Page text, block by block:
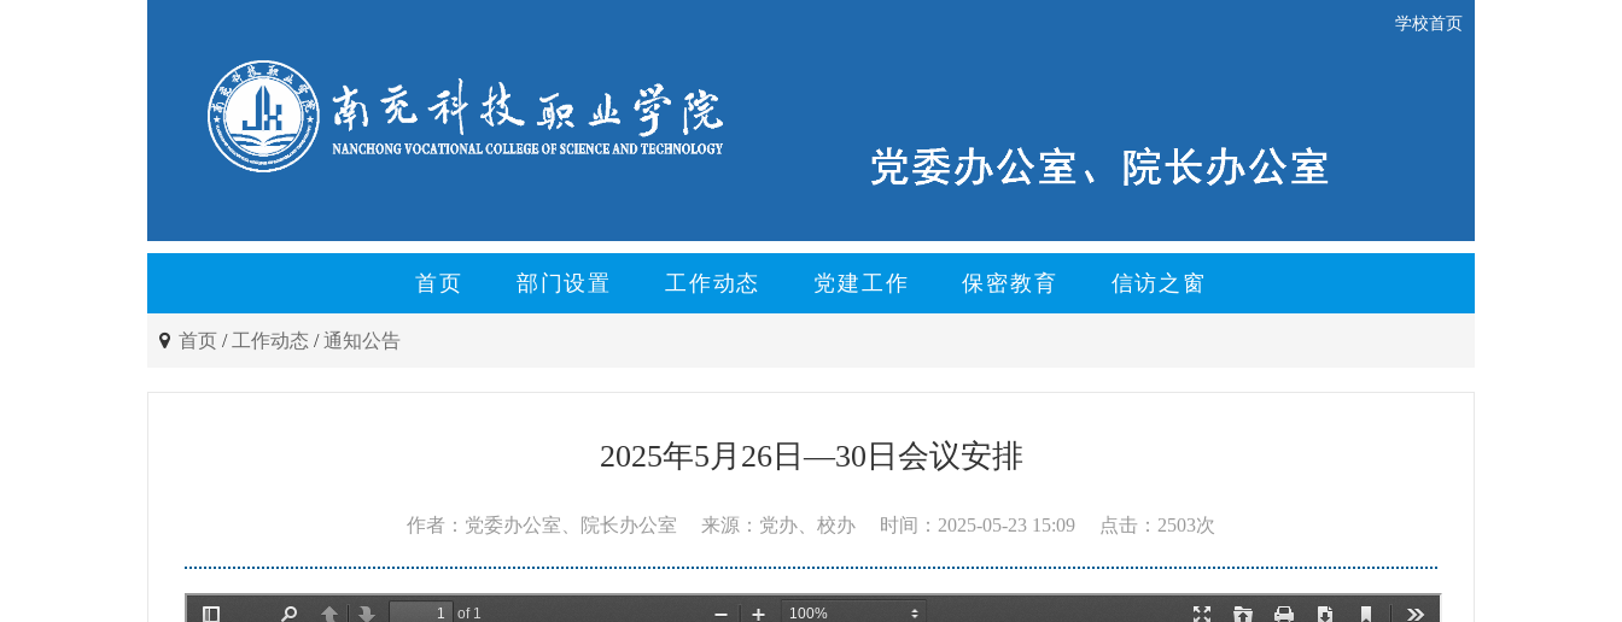
学校首页
首页 部门设置 工作动态 党建工作 保密教育 信访之窗
首页 / 工作动态 /通知公告
2025年5月26日—30日会议安排
作者：党委办公室、院长办公室 来源：党办、校办 时间：2025-05-23 15:09 点击：2503次